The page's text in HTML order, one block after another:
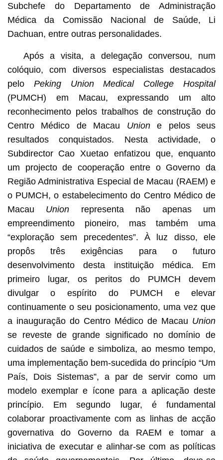
Subchefe do Departamento de Administração
Médica da Comissão Nacional de Saúde, Li
Dachuan, entre outras personalidades.
Após a visita, a delegação conversou, num
colóquio, com diversos especialistas destacados
pelo Peking Union Medical College Hospital
(PUMCH) em Macau, expressando um alto
reconhecimento pelos trabalhos de construção do
Centro Médico de Macau Unione pelos seus
resultados conquistados. Nesta actividade, o
Subdirector Cao Xuetao enfatizou que, enquanto
um projecto de cooperação entre o Governo da
Região Administrativa Especial de Macau (RAEM) e
o PUMCH, o estabelecimento do Centro Médico de
Macau Union representa não apenas um
empreendimento pioneiro, mas também uma
“exploração sem precedentes”. À luz disso, ele
propôs três exigências para o futuro
desenvolvimento desta instituição médica. Em
primeiro lugar, os peritos do PUMCH devem
divulgar o espírito do PUMCH e elevar
continuamente o seu posicionamento, uma vez que
a inauguração do Centro Médico de Macau Union
se reveste de grande significado no domínio de
cuidados de saúde e simboliza, ao mesmo tempo,
uma implementação bem-sucedida do princípio “Um
País, Dois Sistemas”, a par de servir como um
modelo exemplar e ícone para a aplicação deste
princípio. Em segundo lugar, é fundamental
colaborar proactivamente com as linhas de acção
governativa do Governo da RAEM e tomar a
iniciativa de executar e alinhar-se com as políticas